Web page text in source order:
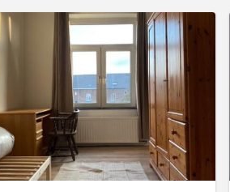
KN 5698
📍 Saint-Servais (Namur) – Colocation
meublée fraîchement rénovée 🏡 4
chambres | Jardin + terrasse 🚆 Train
direct Namur → Bruxelles-Luxembourg
(Quartier Européen) : 45 min 🚶 Gare
de Namur à pied 💪 À côté du Basic Fit
🚌 Arrêt TEC à 2 pas 🏠 Configuration :
➡️ RDC : salon, salle à manger,...